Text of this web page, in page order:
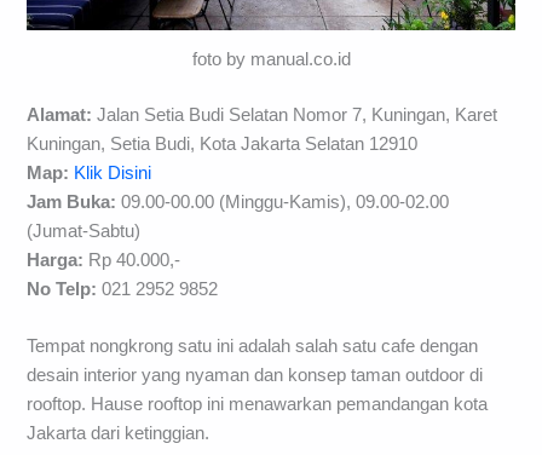
foto by manual.co.id
Alamat: Jalan Setia Budi Selatan Nomor 7, Kuningan, Karet
Kuningan, Setia Budi, Kota Jakarta Selatan 12910
Map: Klik Disini
Jam Buka: 09.00-00.00 (Minggu-Kamis), 09.00-02.00
(Jumat-Sabtu)
Harga: Rp 40.000,-
No Telp: 021 2952 9852
Tempat nongkrong satu ini adalah salah satu cafe dengan
desain interior yang nyaman dan konsep taman outdoor di
rooftop. Hause rooftop ini menawarkan pemandangan kota
Jakarta dari ketinggian.